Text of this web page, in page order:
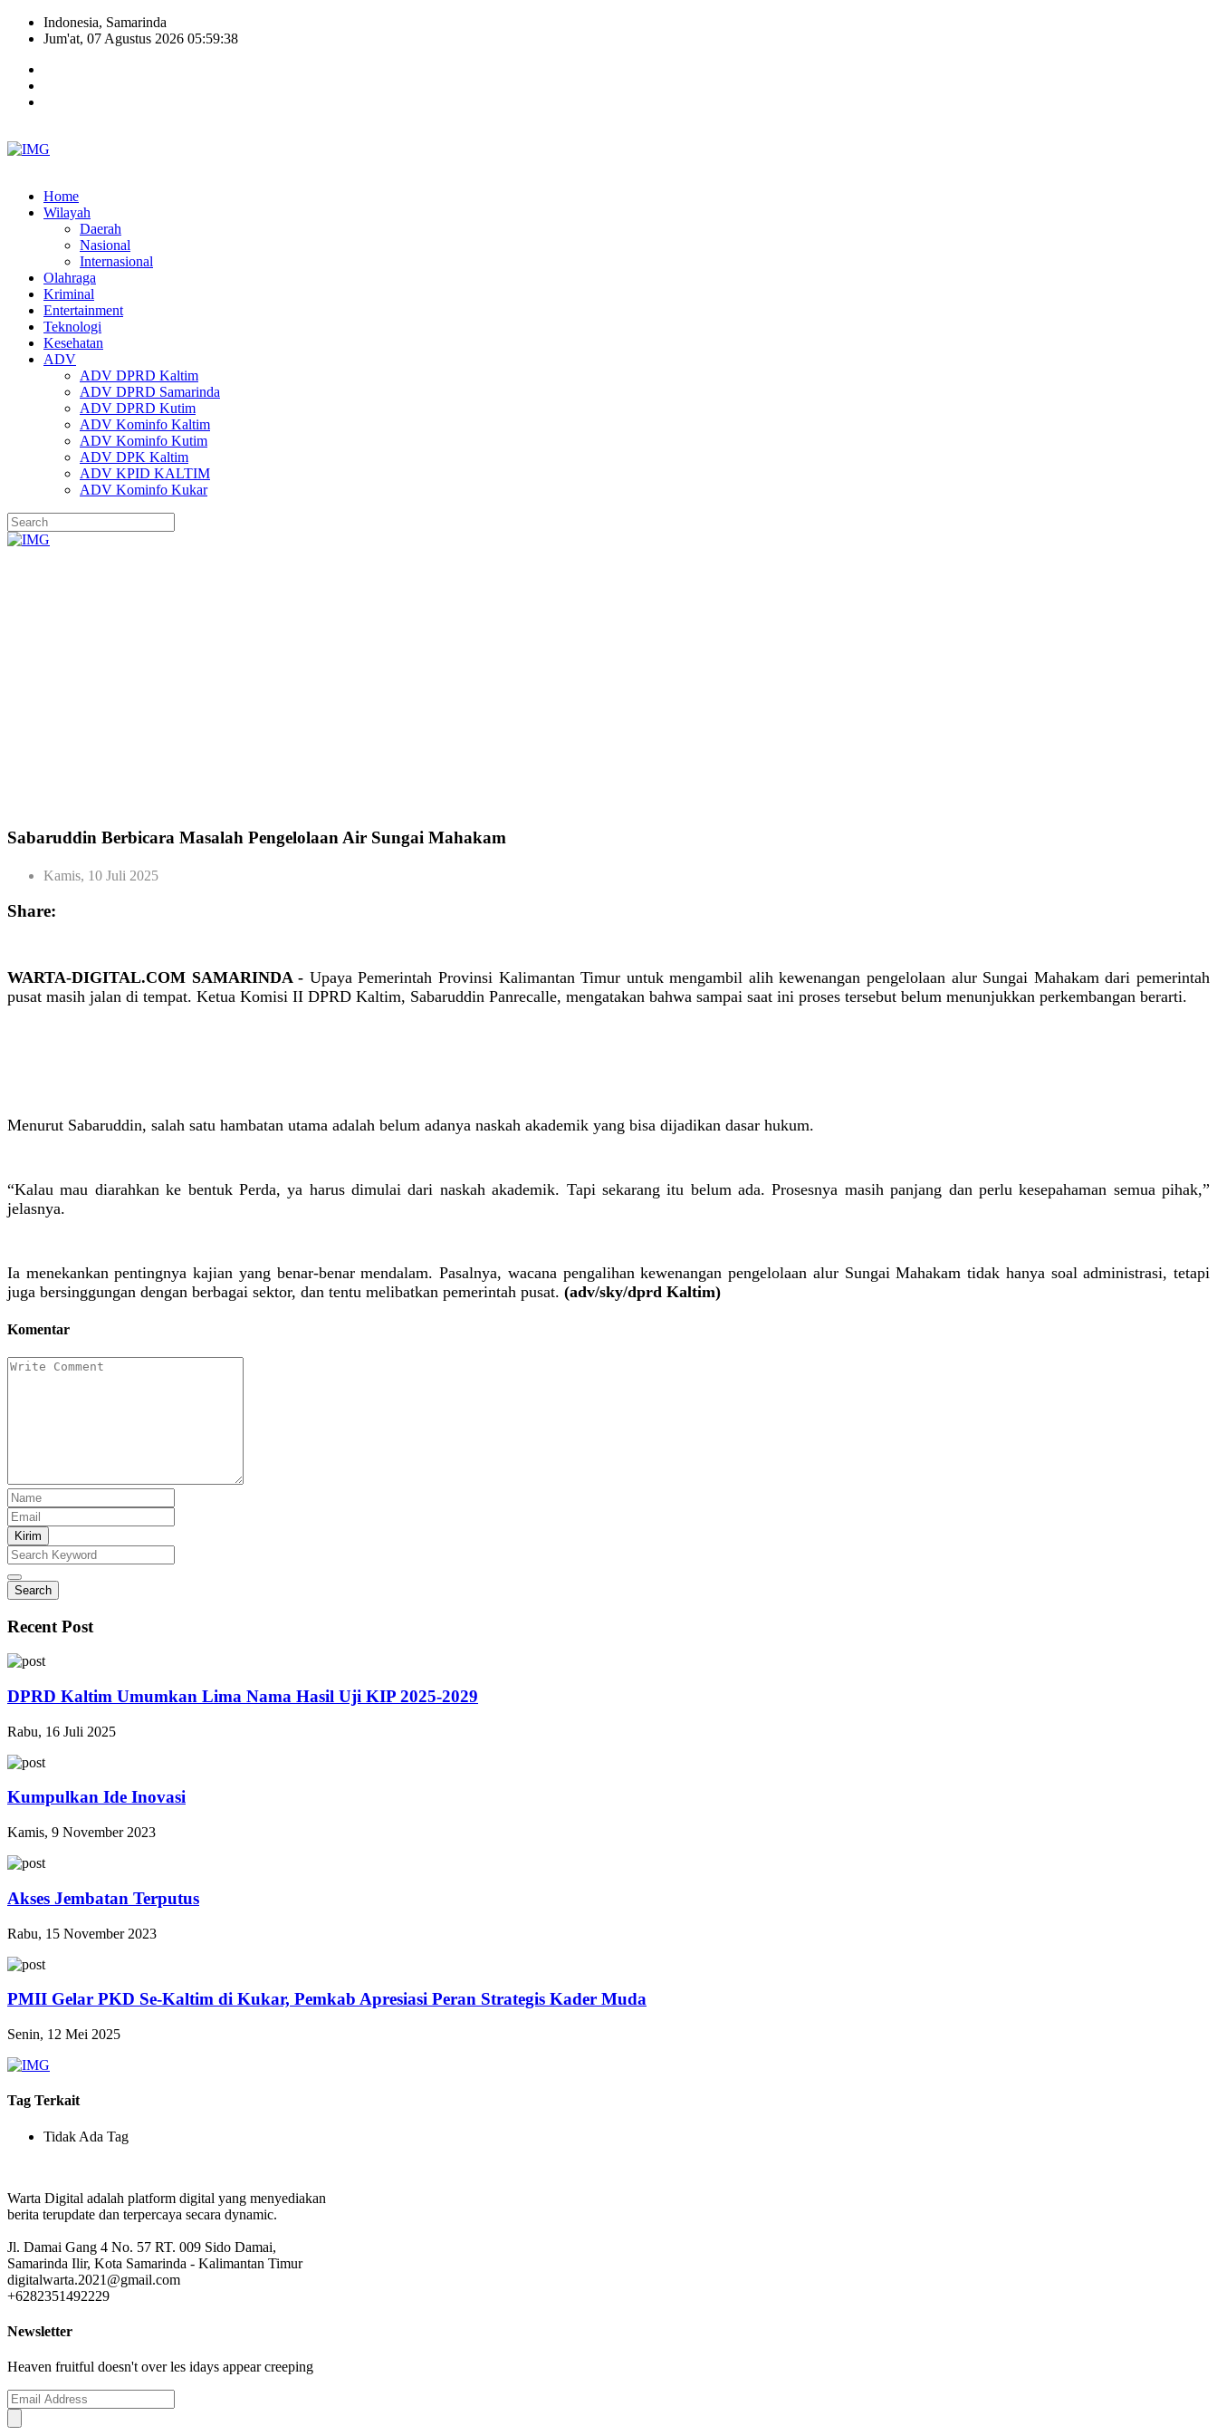
Indonesia, Samarinda
Jum'at, 07 Agustus 2026 05:59:38
Home
Wilayah
Daerah
Nasional
Internasional
Olahraga
Kriminal
Entertainment
Teknologi
Kesehatan
ADV
ADV DPRD Kaltim
ADV DPRD Samarinda
ADV DPRD Kutim
ADV Kominfo Kaltim
ADV Kominfo Kutim
ADV DPK Kaltim
ADV KPID KALTIM
ADV Kominfo Kukar
Sabaruddin Berbicara Masalah Pengelolaan Air Sungai Mahakam
Kamis, 10 Juli 2025
Share:
WARTA-DIGITAL.COM SAMARINDA - Upaya Pemerintah Provinsi Kalimantan Timur untuk mengambil alih kewenangan pengelolaan alur Sungai Mahakam dari pemerintah
pusat masih jalan di tempat. Ketua Komisi II DPRD Kaltim, Sabaruddin Panrecalle, mengatakan bahwa sampai saat ini proses tersebut belum menunjukkan perkembangan berarti.
Menurut Sabaruddin, salah satu hambatan utama adalah belum adanya naskah akademik yang bisa dijadikan dasar hukum.
“Kalau mau diarahkan ke bentuk Perda, ya harus dimulai dari naskah akademik. Tapi sekarang itu belum ada. Prosesnya masih panjang dan perlu kesepahaman semua pihak,”
jelasnya.
Ia menekankan pentingnya kajian yang benar-benar mendalam. Pasalnya, wacana pengalihan kewenangan pengelolaan alur Sungai Mahakam tidak hanya soal administrasi, tetapi
juga bersinggungan dengan berbagai sektor, dan tentu melibatkan pemerintah pusat. (adv/sky/dprd Kaltim)
Komentar
Kirim
Search
Recent Post
DPRD Kaltim Umumkan Lima Nama Hasil Uji KIP 2025-2029
Rabu, 16 Juli 2025
Kumpulkan Ide Inovasi
Kamis, 9 November 2023
Akses Jembatan Terputus
Rabu, 15 November 2023
PMII Gelar PKD Se-Kaltim di Kukar, Pemkab Apresiasi Peran Strategis Kader Muda
Senin, 12 Mei 2025
Tag Terkait
Tidak Ada Tag
Warta Digital adalah platform digital yang menyediakan
berita terupdate dan terpercaya secara dynamic.
Jl. Damai Gang 4 No. 57 RT. 009 Sido Damai,
Samarinda Ilir, Kota Samarinda - Kalimantan Timur
digitalwarta.2021@gmail.com
+6282351492229
Newsletter
Heaven fruitful doesn't over les idays appear creeping